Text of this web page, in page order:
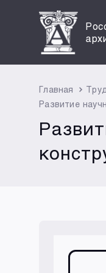
Главная
Развитие